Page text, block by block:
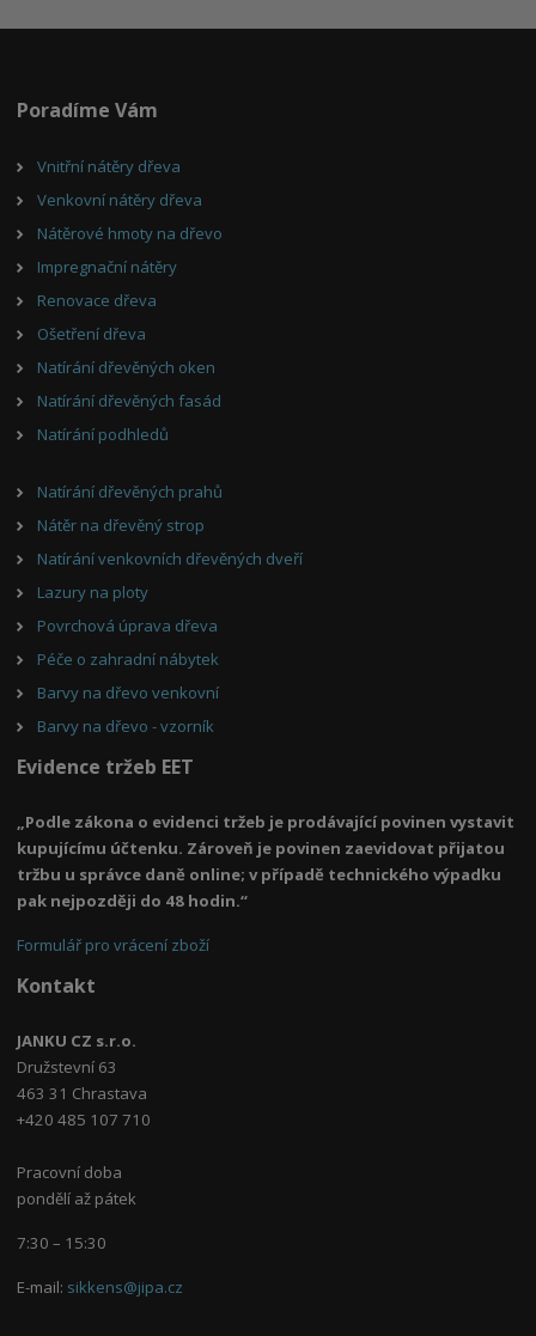
Poradíme Vám
Vnitřní nátěry dřeva
Venkovní nátěry dřeva
Nátěrové hmoty na dřevo
Impregnační nátěry
Renovace dřeva
Ošetření dřeva
Natírání dřevěných oken
Natírání dřevěných fasád
Natírání podhledů
Natírání dřevěných prahů
Nátěr na dřevěný strop
Natírání venkovních dřevěných dveří
Lazury na ploty
Povrchová úprava dřeva
Péče o zahradní nábytek
Barvy na dřevo venkovní
Barvy na dřevo - vzorník
Evidence tržeb EET
„Podle zákona o evidenci tržeb je prodávající povinen vystavit
kupujícímu účtenku. Zároveň je povinen zaevidovat přijatou
tržbu u správce daně online; v případě technického výpadku
pak nejpozději do 48 hodin.“
Formulář pro vrácení zboží
Kontakt
JANKU CZ s.r.o.
Družstevní 63
463 31 Chrastava
+420 485 107 710
Pracovní doba
pondělí až pátek
7:30 – 15:30
E-mail: sikkens@jipa.cz